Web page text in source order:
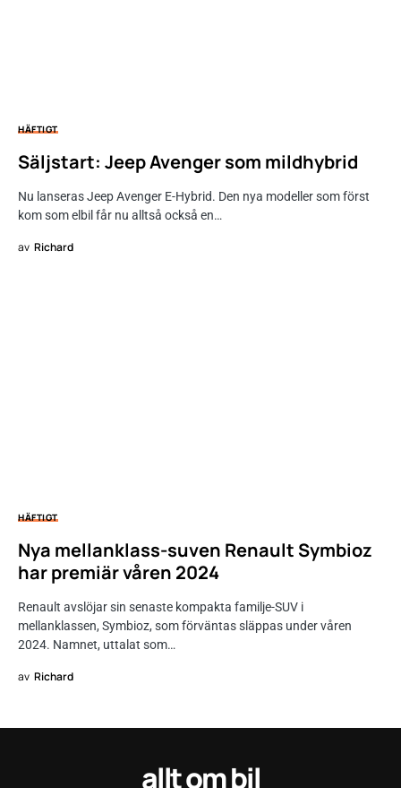
HÄFTIGT
Säljstart: Jeep Avenger som mildhybrid
Nu lanseras Jeep Avenger E-Hybrid. Den nya modeller som först
kom som elbil får nu alltså också en…
av Richard
HÄFTIGT
Nya mellanklass-suven Renault Symbioz
har premiär våren 2024
Renault avslöjar sin senaste kompakta familje-SUV i
mellanklassen, Symbioz, som förväntas släppas under våren
2024. Namnet, uttalat som…
av Richard
allt om bil